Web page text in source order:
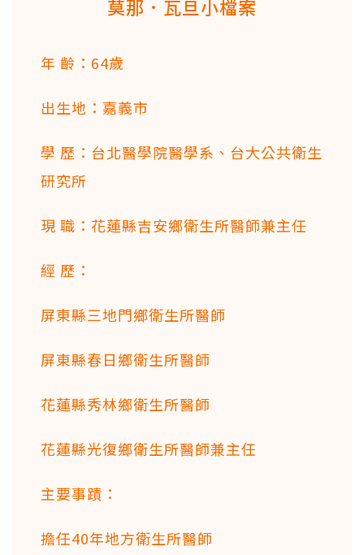
莫那．瓦旦小檔案
年 齡：64歲
出生地：嘉義市
學 歷：台北醫學院醫學系、台大公共衛生
研究所
現 職：花蓮縣吉安鄉衛生所醫師兼主任
經 歷：
屏東縣三地門鄉衛生所醫師
屏東縣春日鄉衛生所醫師
花蓮縣秀林鄉衛生所醫師
花蓮縣光復鄉衛生所醫師兼主任
主要事蹟：
擔任40年地方衛生所醫師